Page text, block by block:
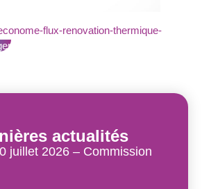
flux-renovation-thermique-
actualités
juillet 2026 – Commission